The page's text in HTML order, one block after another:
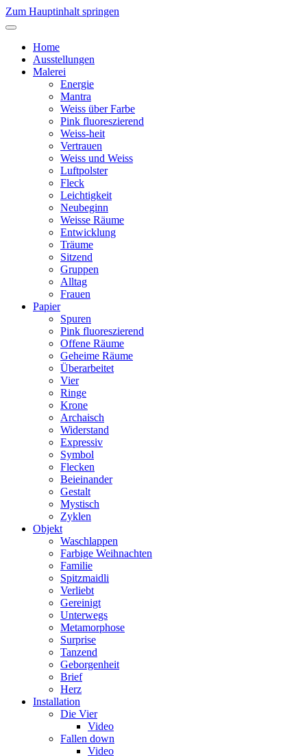
Zum Hauptinhalt springen
Home
Ausstellungen
Malerei
Energie
Mantra
Weiss über Farbe
Pink fluoreszierend
Weiss-heit
Vertrauen
Weiss und Weiss
Luftpolster
Fleck
Leichtigkeit
Neubeginn
Weisse Räume
Entwicklung
Träume
Sitzend
Gruppen
Alltag
Frauen
Papier
Spuren
Pink fluoreszierend
Offene Räume
Geheime Räume
Überarbeitet
Vier
Ringe
Krone
Archaisch
Widerstand
Expressiv
Symbol
Flecken
Beieinander
Gestalt
Mystisch
Zyklen
Objekt
Waschlappen
Farbige Weihnachten
Familie
Spitzmaidli
Verliebt
Gereinigt
Unterwegs
Metamorphose
Surprise
Tanzend
Geborgenheit
Brief
Herz
Installation
Die Vier
Video
Fallen down
Video